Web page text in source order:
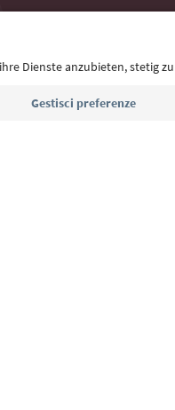
Indirizzo e-mail*